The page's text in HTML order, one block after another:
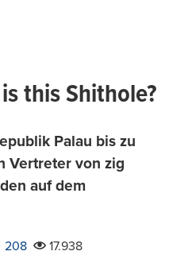
this Shithole?
Palau bis zu
Vertreter von zig
auf dem
208
17.938